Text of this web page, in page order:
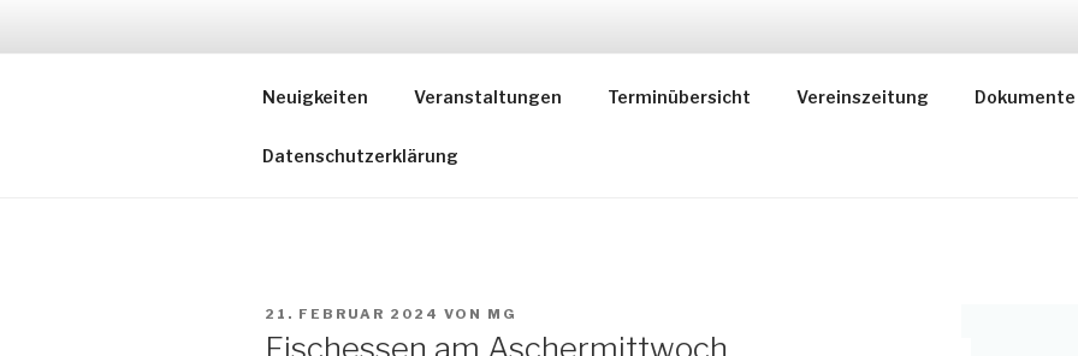
SEKTION MÜNCHEN
Neuigkeiten Veranstaltungen Terminübersicht Vereinszeitung Dokumente
Datenschutzerklärung
VERÖFFENTLICHT
21. FEBRUAR 2024 VON MG
Fischessen am Aschermittwoch